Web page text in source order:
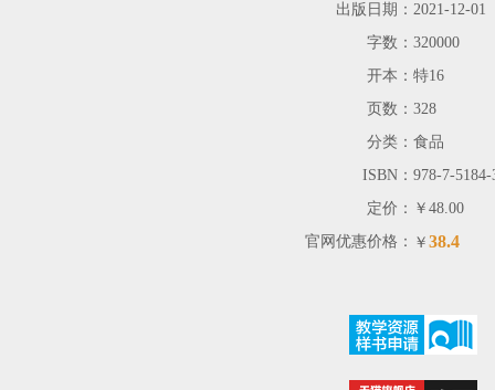
出版日期： 2021-12-01
字数： 320000
开本： 特16
页数： 328
分类： 食品
ISBN： 978-7-5184-
定价： ￥48.00
官网优惠价格： ￥ 38.4